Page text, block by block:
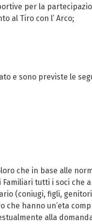
per la
al Tiro con l’ Arco;
e sono previste le
che in base alle
tutti i soci che
(coniugi, figli,
hanno un’eta
alla